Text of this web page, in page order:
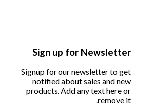
Sign up for Newsletter
Signup for our newsletter to get
notified about sales and new
products. Add any text here or
remove it.